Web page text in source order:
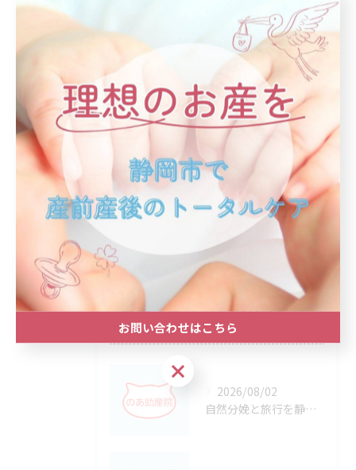
一覧に戻る 次のページ >
カテゴリー Categories
全てのカテゴリー
産後ケア
最近の投稿
Recent
Posts
2026/08/02
自然分娩と旅行を静岡県静岡市駿河区で安心してかなえるための準備と選択ポイント
お問い合わせはこちら
お問い合わせはこちら